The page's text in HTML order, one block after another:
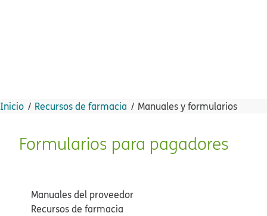
Inicio​​ Recursos de farmacia​​ Manuales y formularios​​
Formularios para pagadores​​
Manuales del proveedor​​
Recursos de farmacia​​